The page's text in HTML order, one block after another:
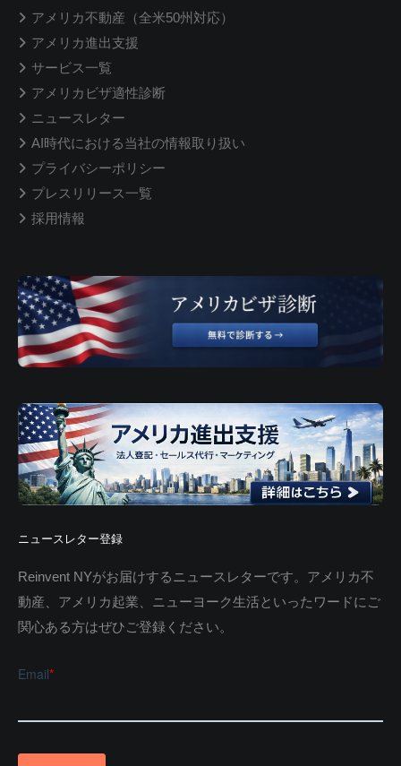
アメリカ不動産（全米50州対応）
アメリカ進出支援
サービス一覧
アメリカビザ適性診断
ニュースレター
AI時代における当社の情報取り扱い
プライバシーポリシー
プレスリリース一覧
採用情報
ニュースレター登録
Reinvent NYがお届けするニュースレターです。アメリカ不
動産、アメリカ起業、ニューヨーク生活といったワードにご
関心ある方はぜひご登録ください。